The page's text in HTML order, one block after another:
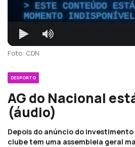
ESTE CONTEÚDO
MOMENTO INDISPONÍVEL
Foto: CDN
DESPORTO
AG do Nacional
(áudio)
Depois do anúncio do
clube tem uma assembleia geral